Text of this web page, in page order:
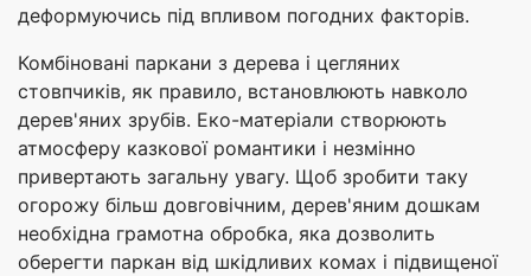
деформуючись під впливом погодних факторів.
Комбіновані паркани з дерева і цегляних
стовпчиків, як правило, встановлюють навколо
дерев'яних зрубів. Еко-матеріали створюють
атмосферу казкової романтики і незмінно
привертають загальну увагу. Щоб зробити таку
огорожу більш довговічним, дерев'яним дошкам
необхідна грамотна обробка, яка дозволить
оберегти паркан від шкідливих комах і підвищеної